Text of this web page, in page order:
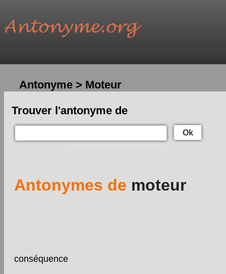
Antonyme > Moteur
Trouver l'antonyme de
Ok
Antonymes de moteur
conséquence